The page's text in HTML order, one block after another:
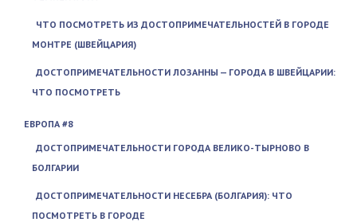
ЧТО ПОСМОТРЕТЬ ИЗ ДОСТОПРИМЕЧАТЕЛЬНОСТЕЙ В ГОРОДЕ
МОНТРЕ (ШВЕЙЦАРИЯ)
ДОСТОПРИМЕЧАТЕЛЬНОСТИ ЛОЗАННЫ — ГОРОДА В ШВЕЙЦАРИИ:
ЧТО ПОСМОТРЕТЬ
ЕВРОПА #8
ДОСТОПРИМЕЧАТЕЛЬНОСТИ ГОРОДА ВЕЛИКО-ТЫРНОВО В
БОЛГАРИИ
ДОСТОПРИМЕЧАТЕЛЬНОСТИ НЕСЕБРА (БОЛГАРИЯ): ЧТО
ПОСМОТРЕТЬ В ГОРОДЕ